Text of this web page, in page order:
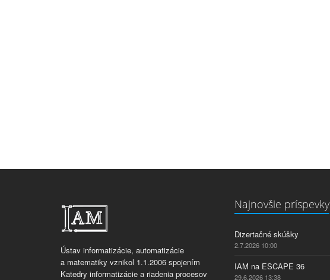
Ústav informatizácie, automatizácie
a matematiky vznikol 1.1.2006 spojením
Katedry informatizácie a riadenia procesov
Najnovšie príspevky
Dizertačné skúšky
2.7.2026 10:00
IAM na ESCAPE 36
29.6.2026 13:38